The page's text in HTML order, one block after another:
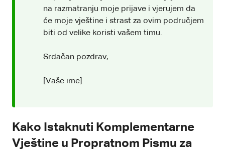
na razmatranju moje prijave i vjerujem da
će moje vještine i strast za ovim područjem
biti od velike koristi vašem timu.
Srdačan pozdrav,
[Vaše ime]
Kako Istaknuti Komplementarne
Vještine u Propratnom Pismu za